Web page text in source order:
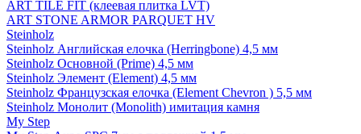
ART TILE FIT (клеевая плитка LVT)
ART STONE ARMOR PARQUET HV
Steinholz
Steinholz Английская елочка (Herringbone) 4,5 мм
Steinholz Основной (Prime) 4,5 мм
Steinholz Элемент (Element) 4,5 мм
Steinholz Французская елочка (Element Chevron ) 5,5 мм
Steinholz Монолит (Monolith) имитация камня
My Step